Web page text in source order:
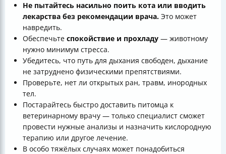
Не пытайтесь насильно поить кота или вводить
лекарства без рекомендации врача. Это может
навредить.
Обеспечьте спокойствие и прохладу — животному
нужно минимум стресса.
Убедитесь, что путь для дыхания свободен, дыхание
не затруднено физическими препятствиями.
Проверьте, нет ли открытых ран, травм, инородных
тел.
Постарайтесь быстро доставить питомца к
ветеринарному врачу — только специалист сможет
провести нужные анализы и назначить кислородную
терапию или другое лечение.
В особо тяжёлых случаях может понадобиться